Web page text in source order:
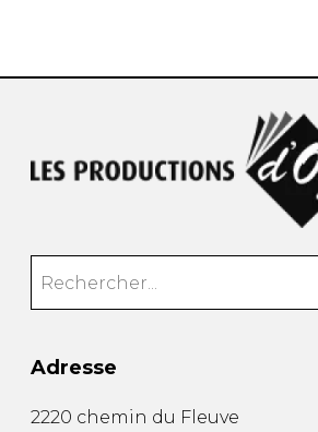
Adresse
2220 chemin du Fleuve